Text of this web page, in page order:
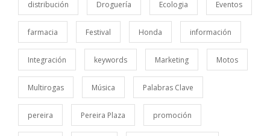
distribución Droguería Ecologia Eventos
farmacia Festival Honda información
Integración keywords Marketing Motos
Multirogas Música Palabras Clave
pereira Pereira Plaza promoción